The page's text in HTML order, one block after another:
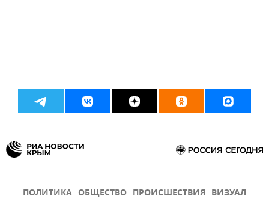
ПОЛИТИКА ОБЩЕСТВО ПРОИСШЕСТВИЯ ВИЗУАЛ